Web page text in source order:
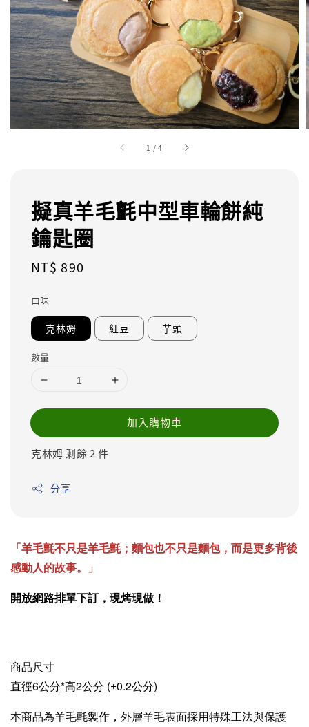
1 /4
擬真羊毛氈中型車輪餅純
鑰匙圈
Regular
NT$ 890
口味
克林姆 紅豆 芋頭
數量
加入購物車
克林姆 剩餘 2 件
分享
「羊毛氈不只是羊毛氈；麵包也不只是麵包，而是更多背後
感動人的故事。」
開放網路排單下訂，現烤現做！
商品尺寸
直徑6公分*高2公分 (±0.2公分)
本商品為羊毛氈製作，外層羊毛表面採用特殊工法與保護